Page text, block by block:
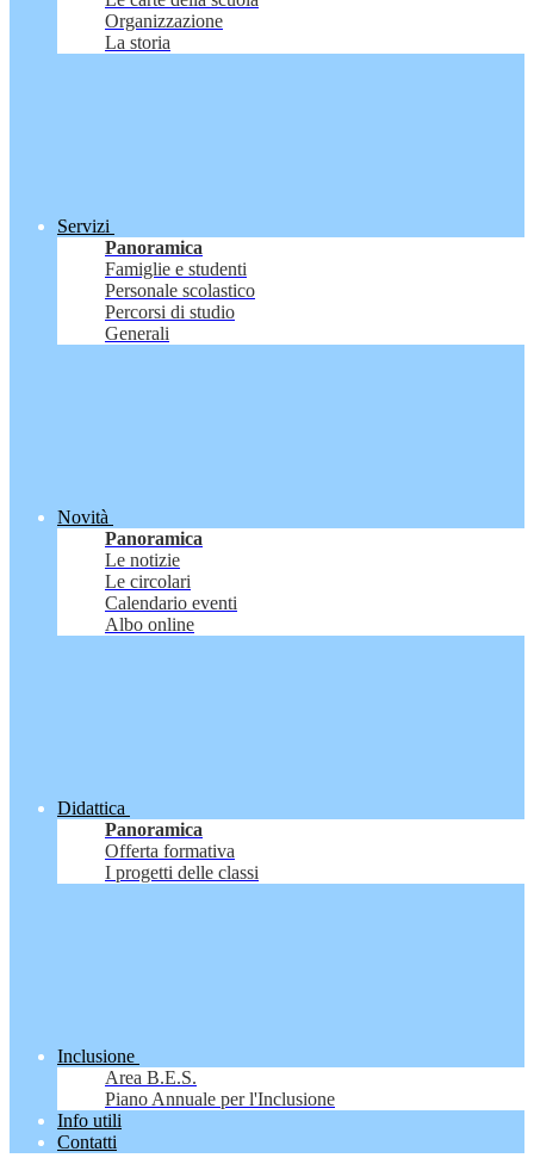
Organizzazione
La storia
Servizi
Panoramica
Famiglie e studenti
Personale scolastico
Percorsi di studio
Generali
Novità
Panoramica
Le notizie
Le circolari
Calendario eventi
Albo online
Didattica
Panoramica
Offerta formativa
I progetti delle classi
Inclusione
Area B.E.S.
Piano Annuale per l'Inclusione
Info utili
Contatti